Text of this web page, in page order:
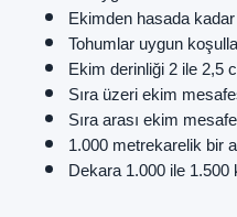
Ekimden hasada
Tohumlar uygun
Ekim derinliği 2 ile 2,5
Sıra üzeri ekim
Sıra arası ekim
1.000 metrekarelik bir
Dekara 1.000 ile 1.500